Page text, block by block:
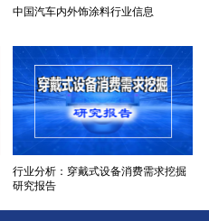
中国汽车内外饰涂料行业信息
行业分析：穿戴式设备消费需求挖掘
研究报告